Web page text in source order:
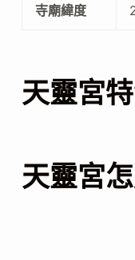
寺廟緯度
天靈宮
天靈宮